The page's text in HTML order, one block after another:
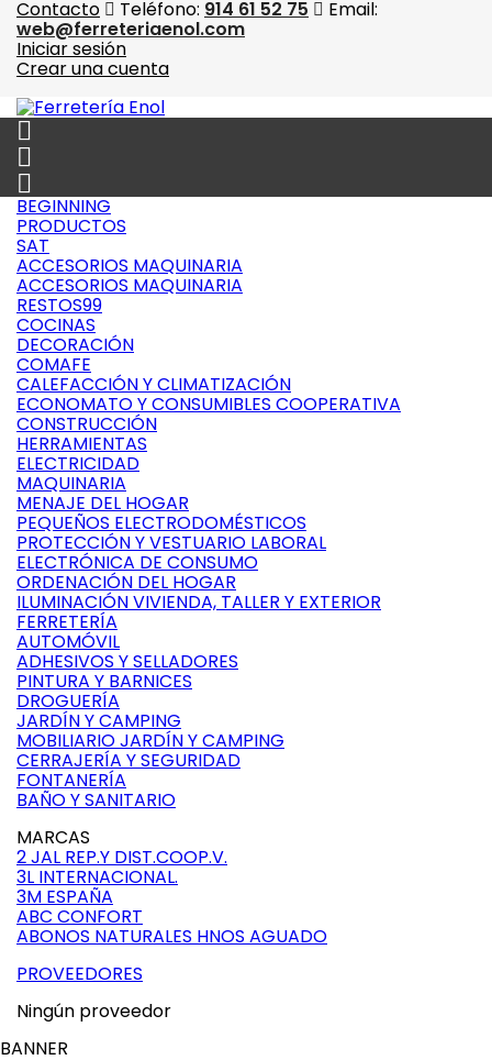
Contacto Teléfono: 914 61 52 75 Email:
web@ferreteriaenol.com
Iniciar sesión
Crear una cuenta



BEGINNING
PRODUCTOS
SAT
ACCESORIOS MAQUINARIA
ACCESORIOS MAQUINARIA
RESTOS99
COCINAS
DECORACIÓN
COMAFE
CALEFACCIÓN Y CLIMATIZACIÓN
ECONOMATO Y CONSUMIBLES COOPERATIVA
CONSTRUCCIÓN
HERRAMIENTAS
ELECTRICIDAD
MAQUINARIA
MENAJE DEL HOGAR
PEQUEÑOS ELECTRODOMÉSTICOS
PROTECCIÓN Y VESTUARIO LABORAL
ELECTRÓNICA DE CONSUMO
ORDENACIÓN DEL HOGAR
ILUMINACIÓN VIVIENDA, TALLER Y EXTERIOR
FERRETERÍA
AUTOMÓVIL
ADHESIVOS Y SELLADORES
PINTURA Y BARNICES
DROGUERÍA
JARDÍN Y CAMPING
MOBILIARIO JARDÍN Y CAMPING
CERRAJERÍA Y SEGURIDAD
FONTANERÍA
BAÑO Y SANITARIO
MARCAS
2 JAL REP.Y DIST.COOP.V.
3L INTERNACIONAL.
3M ESPAÑA
ABC CONFORT
ABONOS NATURALES HNOS AGUADO
PROVEEDORES
Ningún proveedor
BANNER